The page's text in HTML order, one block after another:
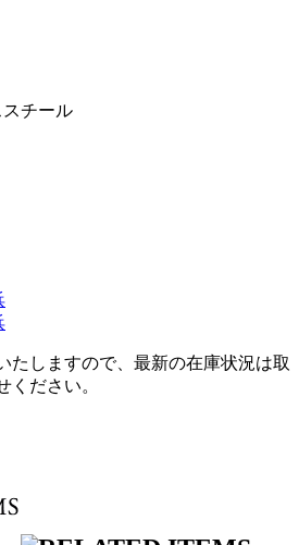
チール
たしますので、最新の在庫状況は取
ください。